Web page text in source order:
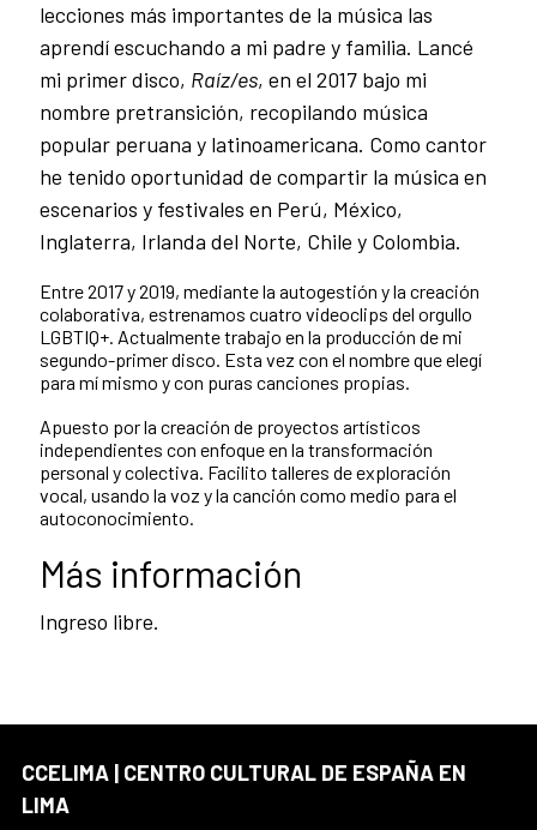
lecciones más importantes de la música las
aprendí escuchando a mi padre y familia. Lancé
mi primer disco, Raíz/es, en el 2017 bajo mi
nombre pretransición, recopilando música
popular peruana y latinoamericana. Como cantor
he tenido oportunidad de compartir la música en
escenarios y festivales en Perú, México,
Inglaterra, Irlanda del Norte, Chile y Colombia.
Entre 2017 y 2019, mediante la autogestión y la creación
colaborativa, estrenamos cuatro videoclips del orgullo
LGBTIQ+. Actualmente trabajo en la producción de mi
segundo-primer disco. Esta vez con el nombre que elegí
para mí mismo y con puras canciones propias.
Apuesto por la creación de proyectos artísticos
independientes con enfoque en la transformación
personal y colectiva. Facilito talleres de exploración
vocal, usando la voz y la canción como medio para el
autoconocimiento.
Más información
Ingreso libre.
CCELIMA | CENTRO CULTURAL DE ESPAÑA EN
LIMA